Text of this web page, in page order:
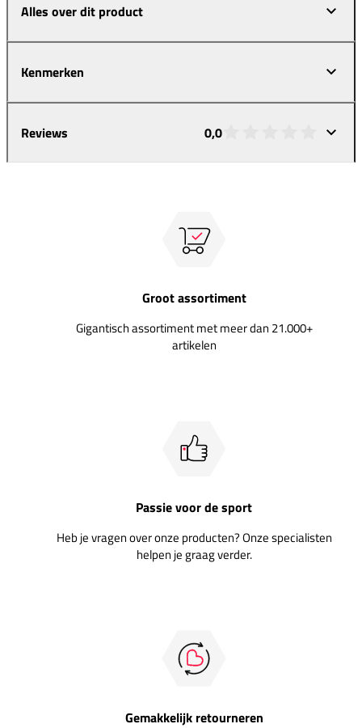
Alles over dit product
Kenmerken
Reviews 0,0
Groot assortiment
Gigantisch assortiment met meer dan 21.000+
artikelen
Passie voor de sport
Heb je vragen over onze producten? Onze specialisten
helpen je graag verder.
Gemakkelijk retourneren